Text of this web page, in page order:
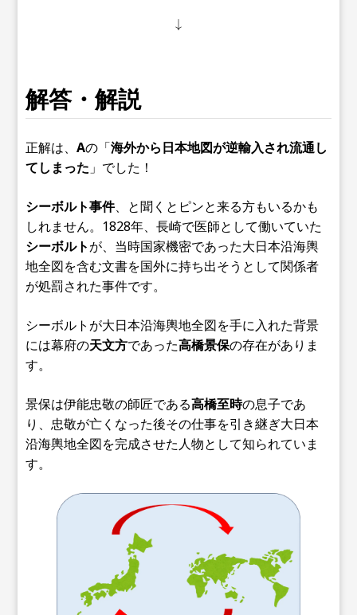
↓
解答・解説
正解は、Aの「海外から日本地図が逆輸入され流通し
てしまった 」でした！
シーボルト事件、と聞くとピンと来る方もいるかも
しれません。1828年、長崎で医師として働いていた
シーボルトが、当時国家機密であった大日本沿海輿
地全図を含む文書を国外に持ち出そうとして関係者
が処罰された事件です。
シーボルトが大日本沿海輿地全図を手に入れた背景
には幕府の天文方であった高橋景保の存在がありま
す。
景保は伊能忠敬の師匠である高橋至時の息子であ
り、忠敬が亡くなった後その仕事を引き継ぎ大日本
沿海輿地全図を完成させた人物として知られていま
す。